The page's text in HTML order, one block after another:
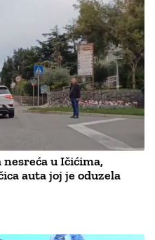
u Ičićima,
auta joj je oduzela